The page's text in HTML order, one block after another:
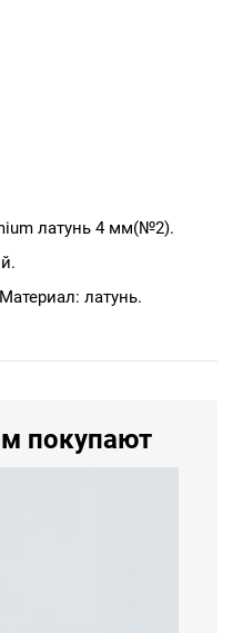
латунь 4 мм(№2).
латунь.
покупают